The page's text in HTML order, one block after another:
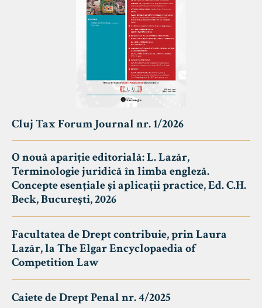
Cluj Tax Forum Journal nr. 1/2026
O nouă apariție editorială: L. Lazăr,
Terminologie juridică în limba engleză.
Concepte esențiale și aplicații practice, Ed. C.H.
Beck, București, 2026
Facultatea de Drept contribuie, prin Laura
Lazăr, la The Elgar Encyclopaedia of
Competition Law
Caiete de Drept Penal nr. 4/2025